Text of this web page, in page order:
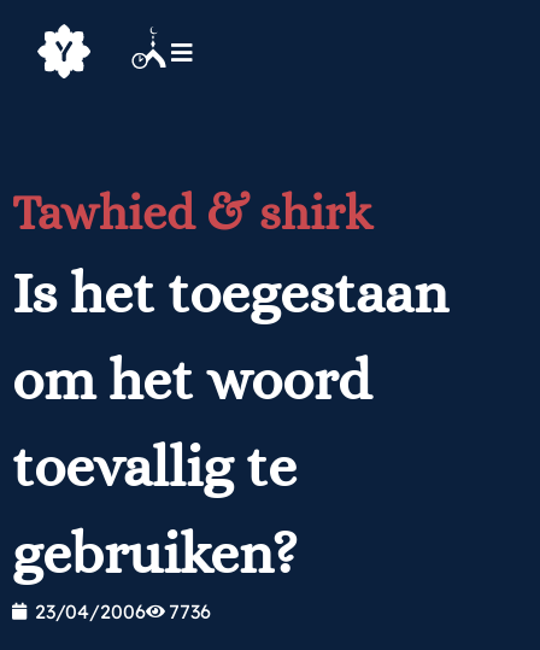
Tawhied & shirk
Is het toegestaan
om het woord
toevallig te
gebruiken?
23/04/2006 7736